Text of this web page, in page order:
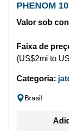
PHENOM
Valor sob
Faixa de
(US$2mi to
Categoria:
Brasil